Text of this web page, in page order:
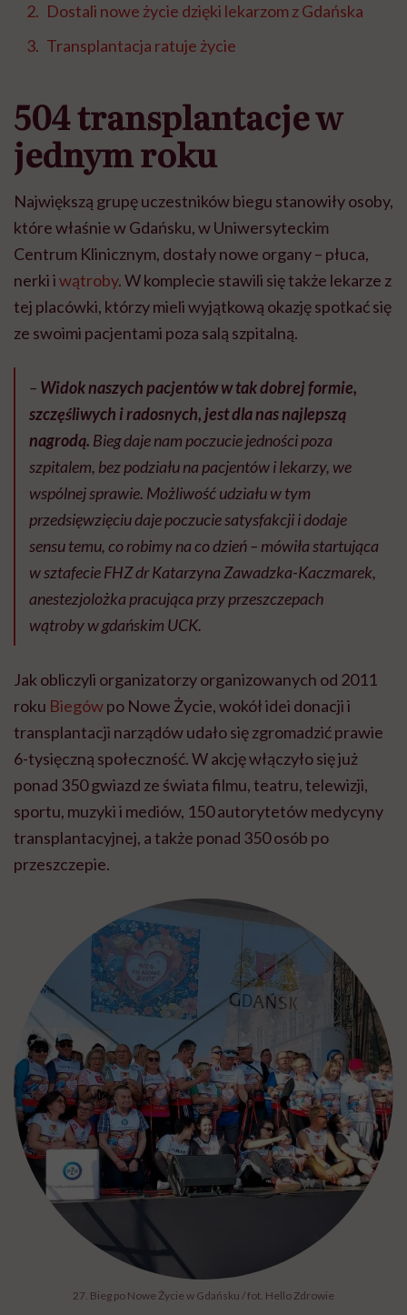
Dostali nowe życie dzięki lekarzom z Gdańska
Transplantacja ratuje życie
504 transplantacje w
jednym roku
Największą grupę uczestników biegu stanowiły osoby,
które właśnie w Gdańsku, w Uniwersyteckim
Centrum Klinicznym, dostały nowe organy – płuca,
nerki iwątroby. W komplecie stawili się także lekarze z
tej placówki, którzy mieli wyjątkową okazję spotkać się
ze swoimi pacjentami poza salą szpitalną.
– Widok naszych pacjentów w tak dobrej formie,
szczęśliwych i radosnych, jest dla nas najlepszą
nagrodą. Bieg daje nam poczucie jedności poza
szpitalem, bez podziału na pacjentów i lekarzy, we
wspólnej sprawie. Możliwość udziału w tym
przedsięwzięciu daje poczucie satysfakcji i dodaje
sensu temu, co robimy na co dzień– mówiła startująca
w sztafecie FHZ dr Katarzyna Zawadzka-Kaczmarek,
anestezjolożka pracująca przy przeszczepach
wątroby w gdańskim UCK.
Jak obliczyli organizatorzy organizowanych od 2011
roku Biegówpo Nowe Życie, wokół idei donacji i
transplantacji narządów udało się zgromadzić prawie
6-tysięczną społeczność. W akcję włączyło się już
ponad 350 gwiazd ze świata filmu, teatru, telewizji,
sportu, muzyki i mediów, 150 autorytetów medycyny
transplantacyjnej, a także ponad 350 osób po
przeszczepie.
27. Bieg po Nowe Życie w Gdańsku / fot. Hello Zdrowie